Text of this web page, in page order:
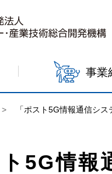
事業
「ポスト5G情報通信シ
ト5G情